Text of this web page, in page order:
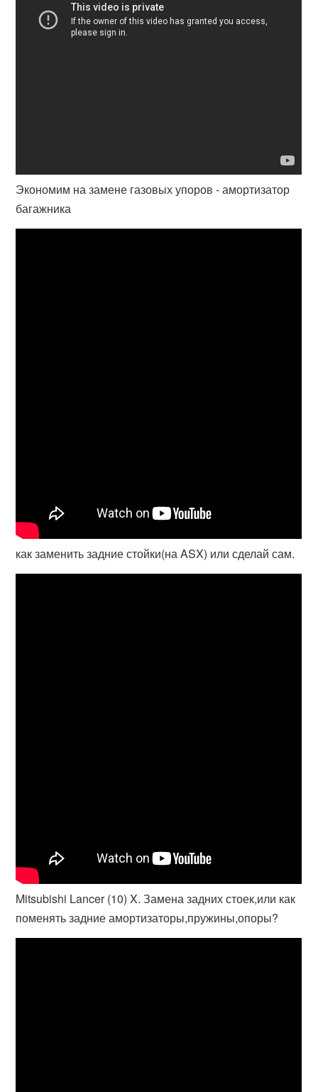
Экономим на замене газовых упоров - амортизатор
багажника
как заменить задние стойки(на ASX) или сделай сам.
Mitsubishi Lancer (10) X. Замена задних стоек,или как
поменять задние амортизаторы,пружины,опоры?